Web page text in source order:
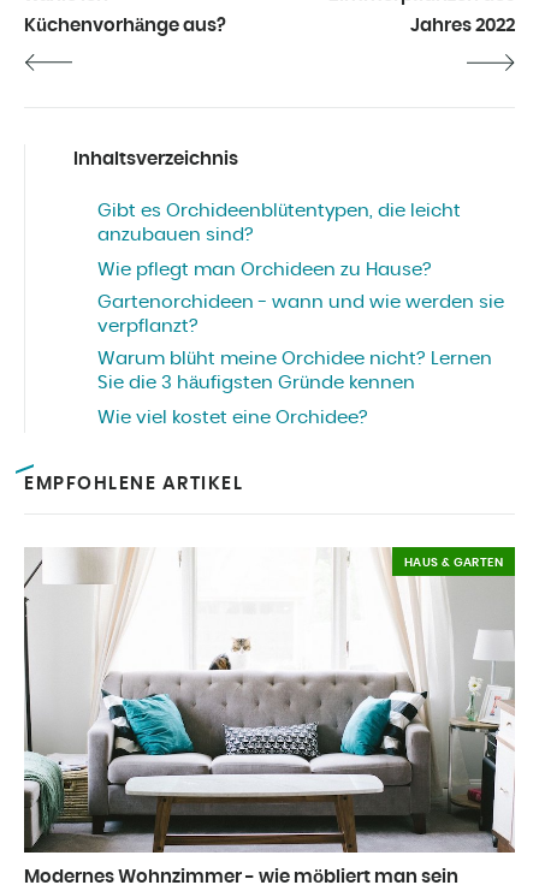
Küchenvorhänge aus?
Jahres 2022
Inhaltsverzeichnis
Gibt es Orchideenblütentypen, die leicht
anzubauen sind?
Wie pflegt man Orchideen zu Hause?
Gartenorchideen - wann und wie werden sie
verpflanzt?
Warum blüht meine Orchidee nicht? Lernen
Sie die 3 häufigsten Gründe kennen
Wie viel kostet eine Orchidee?
EMPFOHLENE ARTIKEL
Modernes Wohnzimmer - wie möbliert man sein
HAUS & GARTEN